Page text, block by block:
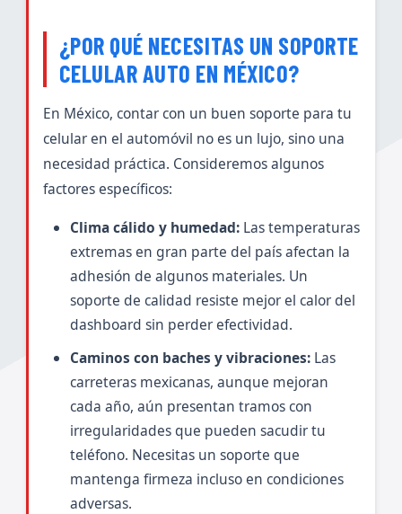
¿POR QUÉ NECESITAS UN SOPORTE
CELULAR AUTO EN MÉXICO?
En México, contar con un buen soporte para tu
celular en el automóvil no es un lujo, sino una
necesidad práctica. Consideremos algunos
factores específicos:
Clima cálido y humedad:Las temperaturas
extremas en gran parte del país afectan la
adhesión de algunos materiales. Un
soporte de calidad resiste mejor el calor del
dashboard sin perder efectividad.
Caminos con baches y vibraciones:Las
carreteras mexicanas, aunque mejoran
cada año, aún presentan tramos con
irregularidades que pueden sacudir tu
teléfono. Necesitas un soporte que
mantenga firmeza incluso en condiciones
adversas.